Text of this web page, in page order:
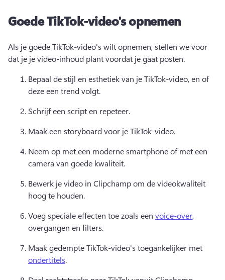
Goede TikTok-video's opnemen
Als je goede TikTok-video's wilt opnemen, stellen we voor
dat je je video-inhoud plant voordat je gaat posten.
Bepaal de stijl en esthetiek van je TikTok-video, en of
deze een trend volgt.
Schrijf een script en repeteer.
Maak een storyboard voor je TikTok-video.
Neem op met een moderne smartphone of met een
camera van goede kwaliteit.
Bewerk je video in Clipchamp om de videokwaliteit
hoog te houden.
Voeg speciale effecten toe zoals een voice-over,
overgangen en filters.
Maak gedempte TikTok-video's toegankelijker met
ondertitels.